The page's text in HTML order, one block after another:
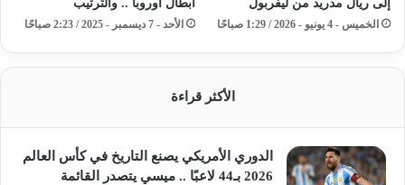
إلى ريال مدريد من ليفربول
الخميس - 4 يونيو - 2026 / 1:29 صباحًا
أبطال أوروبا .. والترتيب
الأحد - 7 ديسمبر - 2025 / 2:23 صباحًا
الأكثر قراءة
الدوري الأمريكي يصنع التاريخ في كأس العالم
2026 بـ44 لاعبًا .. ميسي يتصدر القائمة